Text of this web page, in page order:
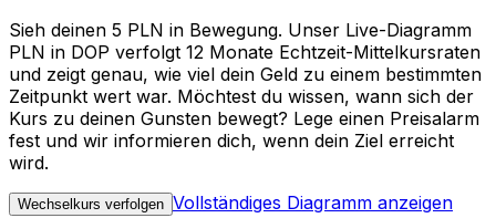
Sieh deinen 5 PLN in Bewegung. Unser Live-Diagramm
PLN in DOP verfolgt 12 Monate Echtzeit-Mittelkursraten
und zeigt genau, wie viel dein Geld zu einem bestimmten
Zeitpunkt wert war. Möchtest du wissen, wann sich der
Kurs zu deinen Gunsten bewegt? Lege einen Preisalarm
fest und wir informieren dich, wenn dein Ziel erreicht
wird.
Wechselkurs verfolgen Vollständiges Diagramm anzeigen